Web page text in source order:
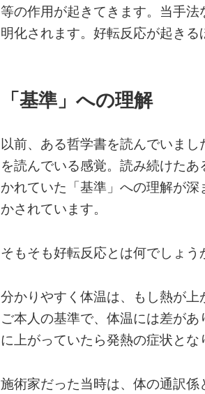
等の作用が起きてきます。当手
明化されます。好転反応が起きる
「基準」への理解
以前、ある哲学書を読んでいま
を読んでいる感覚。読み続けた
かれていた「基準」への理解が
かされています。
そもそも好転反応とは何でしょう
分かりやすく体温は、もし熱が上
ご本人の基準で、体温には差が
に上がっていたら発熱の症状とな
施術家だった当時は、体の通訳